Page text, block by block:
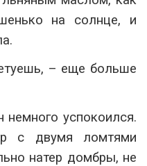
на солнце, и
– еще больше
немного успокоился.
с двумя ломтями
натер домбры, не